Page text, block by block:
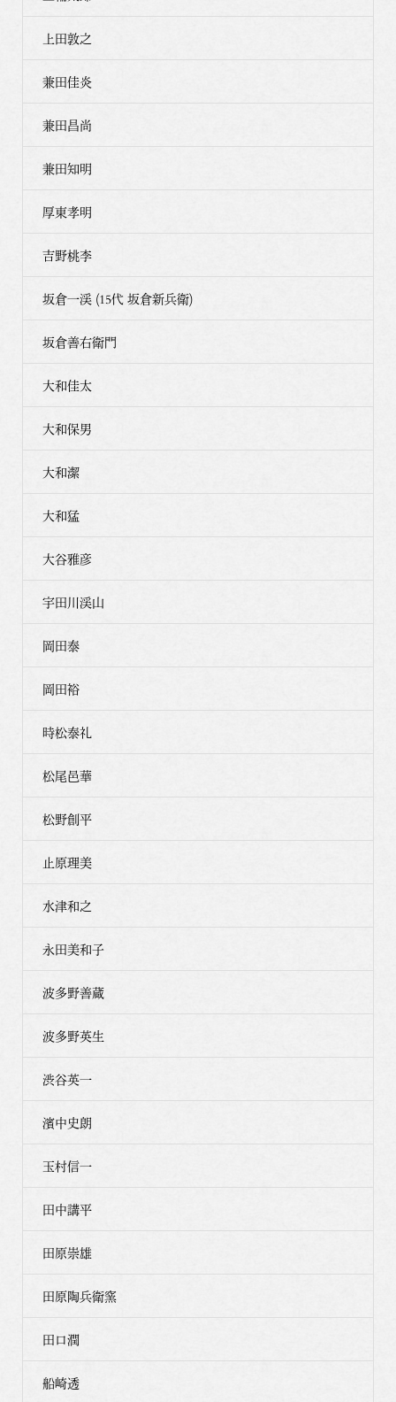
上田敦之
兼田佳炎
兼田昌尚
兼田知明
厚東孝明
吉野桃李
坂倉一渓 (15代 坂倉新兵衛)
坂倉善右衛門
大和佳太
大和保男
大和潔
大和猛
大谷雅彦
宇田川渓山
岡田泰
岡田裕
時松泰礼
松尾邑華
松野創平
止原理美
水津和之
永田美和子
波多野善蔵
波多野英生
渋谷英一
濱中史朗
玉村信一
田中講平
田原崇雄
田原陶兵衛窯
田口潤
船崎透